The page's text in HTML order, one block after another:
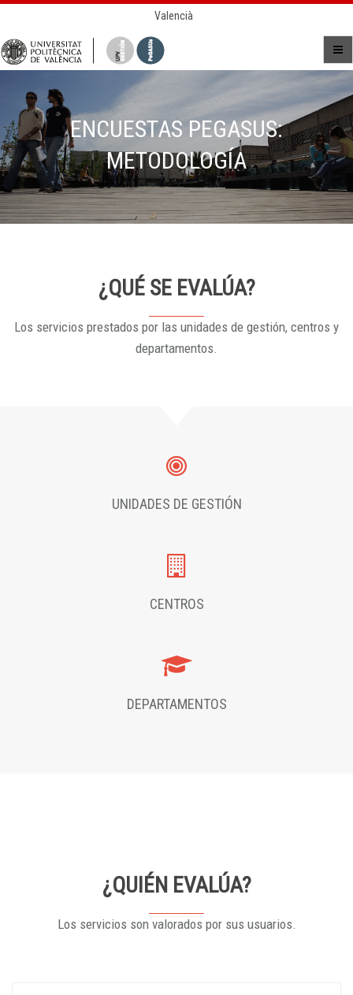
Valencià
ENCUESTAS PEGASUS:
METODOLOGÍA
¿QUÉ SE EVALÚA?
Los servicios prestados por las unidades de gestión, centros y
departamentos.
UNIDADES DE GESTIÓN
CENTROS
DEPARTAMENTOS
¿QUIÉN EVALÚA?
Los servicios son valorados por sus usuarios.